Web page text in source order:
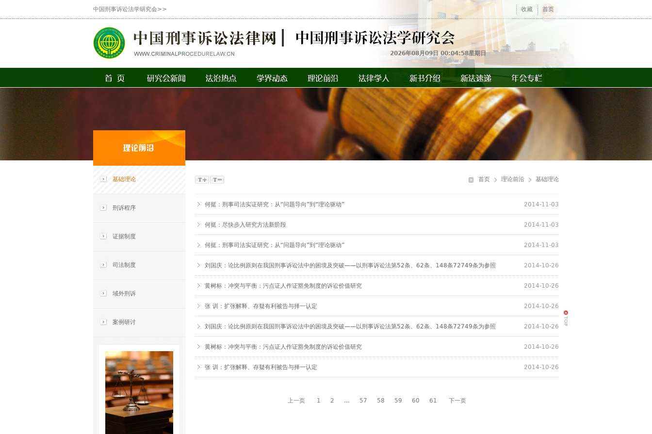
中国刑事诉讼法学研究会>> 收藏 首页
2026年08月09日 00:04:58星期日
基础理论
刑诉程序
证据制度
司法制度
域外刑诉
案例研讨
在
首页 理论前沿 基础理论
何挺：刑事司法实证研究：从“问题导向”到“理论驱动” 2014-11-03
何挺：尽快步入研究方法新阶段 2014-11-03
何挺：刑事司法实证研究：从“问题导向”到“理论驱动” 2014-11-03
刘国庆：论比例原则在我国刑事诉讼法中的困境及突破——以刑事诉讼法第52条、62条、148条72749条为参照 2014-10-26
黄树标：冲突与平衡：污点证人作证豁免制度的诉讼价值研究 2014-10-26
张 训：扩张解释、存疑有利被告与择一认定 2014-10-26
刘国庆：论比例原则在我国刑事诉讼法中的困境及突破——以刑事诉讼法第52条、62条、148条72749条为参照 2014-10-26
黄树标：冲突与平衡：污点证人作证豁免制度的诉讼价值研究 2014-10-26
张 训：扩张解释、存疑有利被告与择一认定 2014-10-26
上一页
1 2 ... 57 58 59 60 61 下一页